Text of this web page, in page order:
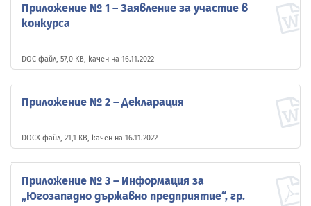
Приложение № 1 – Заявление за участие в
конкурса
DOC файл, 57,0 KB, качен на 16.11.2022
Приложение № 2 – Декларация
DOCX файл, 21,1 KB, качен на 16.11.2022
Приложение № 3 – Информация за
„Югозападно държавно предприятие“, гр.